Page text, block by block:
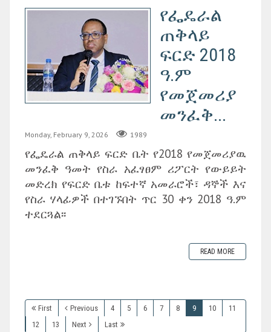
የፌዴራል
ጠቅላይ
ፍርድ 2018
ዓ.ም
የመጀመሪያ
መንፈቅ...
Monday, February 9, 2026 1989
የፌዴራል ጠቅላይ ፍርድ ቤት የ2018 የመጀመሪያዉ
መንፈቅ ዓመት የስራ አፈፃፀም ሪፖርት የውይይት
መድረክ የፍርድ ቤቱ ከፍተኛ አመራሮች፣ ዳኞች እና
የስራ ሃላፊዎች በተገኙበት ጥር 30 ቀን 2018 ዓ.ም
ተደርጓል፡፡
READ MORE
First Previous 4 5 6 7 8 9 10
11
12
13 Next Last